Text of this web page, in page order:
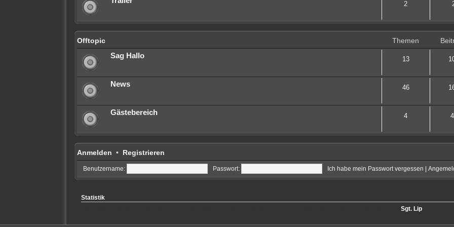
2
Offtopic Themen
Sag Hallo
13
News 46
Gästebereich 4
Anmelden • Registrieren
Benutzername: Passwort: Ich habe mein Passwort vergessen |
Statistik
Sgt. Lip